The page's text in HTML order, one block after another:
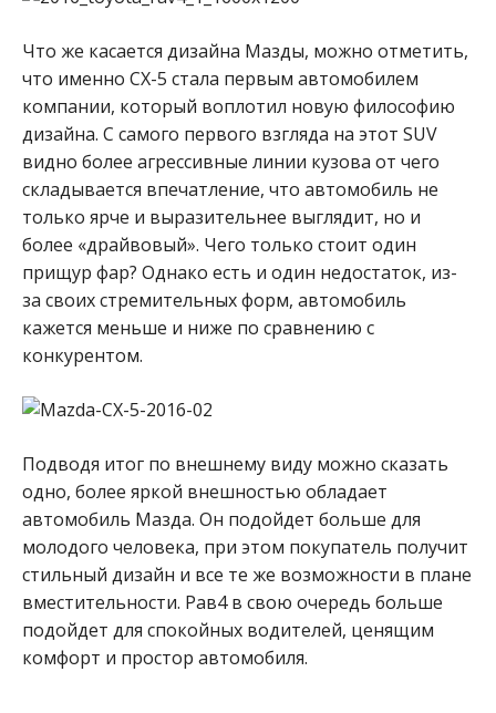
Что же касается дизайна Мазды, можно отметить,
что именно СХ-5 стала первым автомобилем
компании, который воплотил новую философию
дизайна. С самого первого взгляда на этот SUV
видно более агрессивные линии кузова от чего
складывается впечатление, что автомобиль не
только ярче и выразительнее выглядит, но и
более «драйвовый». Чего только стоит один
прищур фар? Однако есть и один недостаток, из-
за своих стремительных форм, автомобиль
кажется меньше и ниже по сравнению с
конкурентом.
Подводя итог по внешнему виду можно сказать
одно, более яркой внешностью обладает
автомобиль Мазда. Он подойдет больше для
молодого человека, при этом покупатель получит
стильный дизайн и все те же возможности в плане
вместительности. Рав4 в свою очередь больше
подойдет для спокойных водителей, ценящим
комфорт и простор автомобиля.